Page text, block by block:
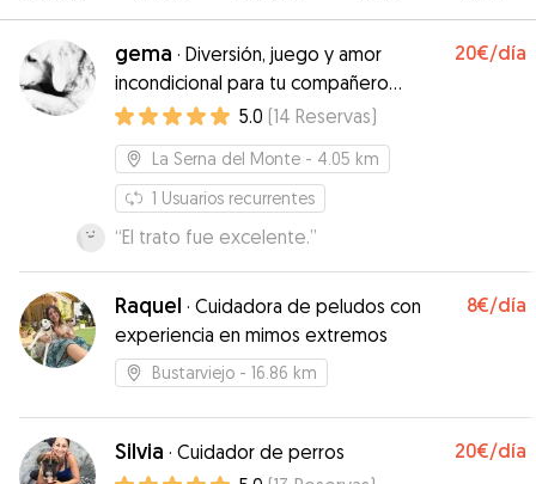
gema · Diversión, juego y amor
incondicional para tu compañero
perruno
20€/día
5.0 (14 Reservas)
La Serna del Monte - 4.05 km
1 Usuarios recurrentes
“El trato fue excelente.”
Raquel · Cuidadora de peludos con
experiencia en mimos extremos
8€/día
Bustarviejo - 16.86 km
Silvia · Cuidador de perros 20€/día